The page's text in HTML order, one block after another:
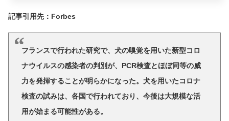
記事引用先：Forbes
フランスで行われた研究で、犬の嗅覚を用いた新型コロ
ナウイルスの感染者の判別が、PCR検査とほぼ同等の威
力を発揮することが明らかになった。犬を用いたコロナ
検査の試みは、各国で行われており、今後は大規模な活
用が始まる可能性がある。